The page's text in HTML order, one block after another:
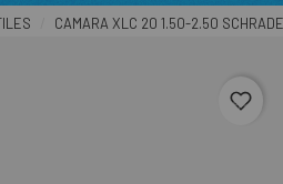
CAMARA XLC 20 1.50-2.50